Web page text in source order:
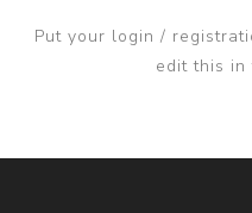
Put your login /
edit this in